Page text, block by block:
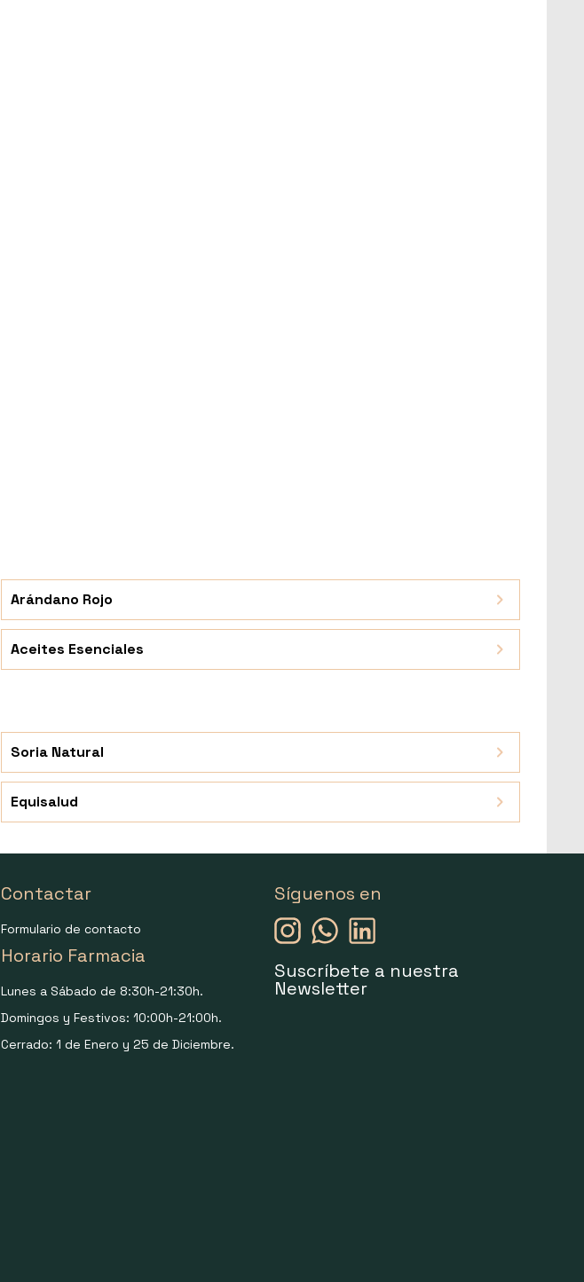
Arándano Rojo
Aceites Esenciales
Soria Natural
Equisalud
Contactar
Formulario de contacto
Horario Farmacia
Lunes a Sábado de 8:30h-21:30h.
Domingos y Festivos: 10:00h-21:00h.
Cerrado: 1 de Enero y 25 de Diciembre.
Síguenos en
Suscríbete a nuestra
Newsletter